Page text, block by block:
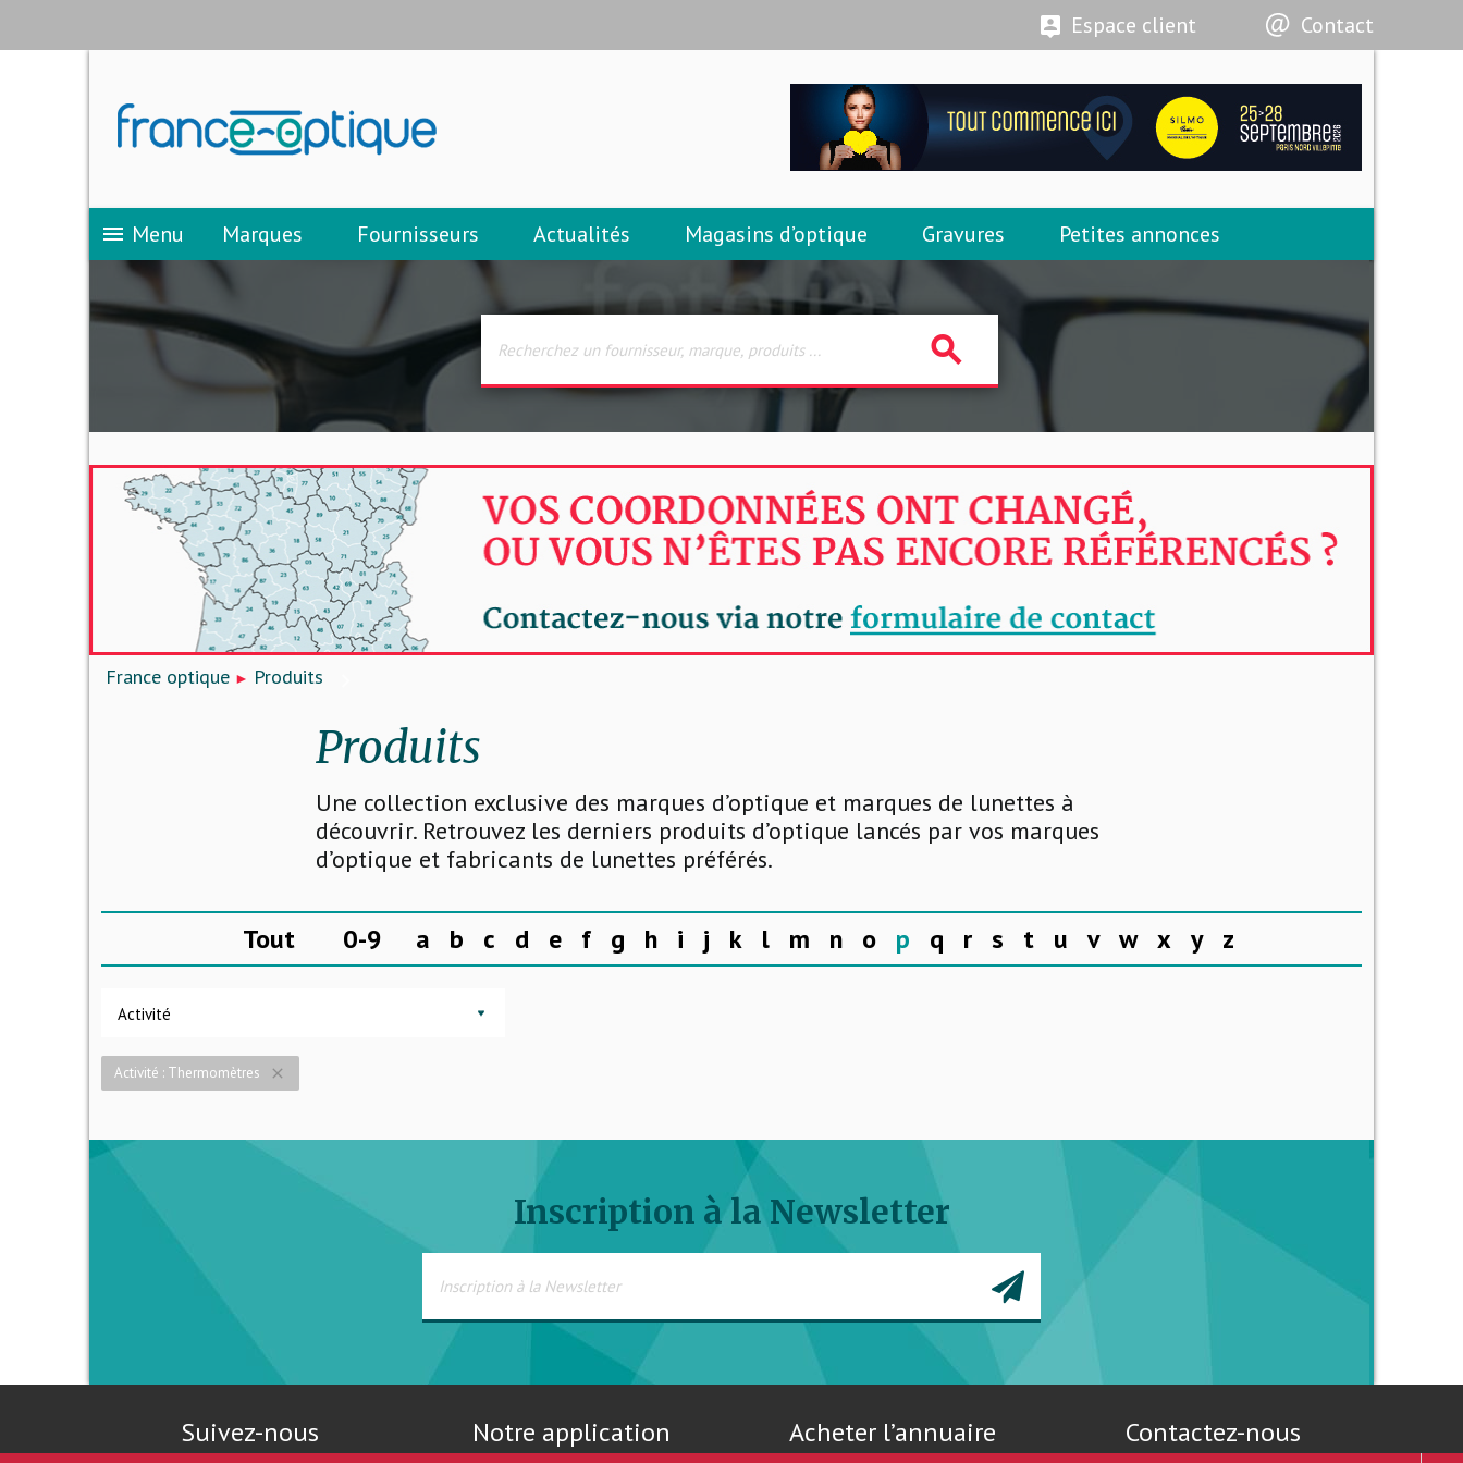
Espace client Contact
menu Menu Marques Fournisseurs Actualités Magasins d’optique Gravures Petites annonces
search
France optique Produits
Produits
Une collection exclusive des marques d’optique et marques de lunettes à
découvrir. Retrouvez les derniers produits d’optique lancés par vos marques
d’optique et fabricants de lunettes préférés.
Tout 0-9 a b c d e f g h i j k l m n o p q r s t u v w x y z
Activité
Activité : Thermomètres close
Inscription à la Newsletter
Suivez-nous Notre application Acheter l’annuaire Contactez-nous